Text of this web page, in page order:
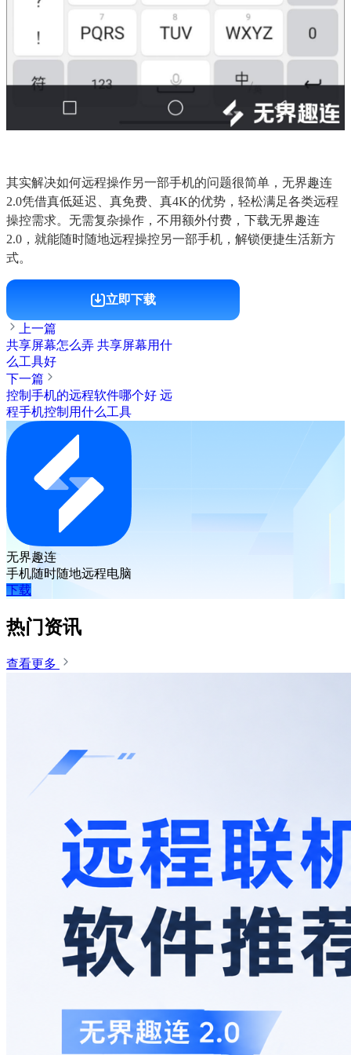
其实解决如何远程操作另一部手机的问题很简单，无界趣连
2.0凭借真低延迟、真免费、真4K的优势，轻松满足各类远程
操控需求。无需复杂操作，不用额外付费，下载无界趣连
2.0，就能随时随地远程操控另一部手机，解锁便捷生活新方
式。
立即下载
上一篇
共享屏幕怎么弄 共享屏幕用什
么工具好
下一篇
控制手机的远程软件哪个好 远
程手机控制用什么工具
无界趣连
手机随时随地远程电脑
下载
热门资讯
查看更多